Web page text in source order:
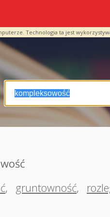
Technologia ta jest
, gruntowność,